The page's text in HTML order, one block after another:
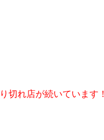
切れ店が続いています！